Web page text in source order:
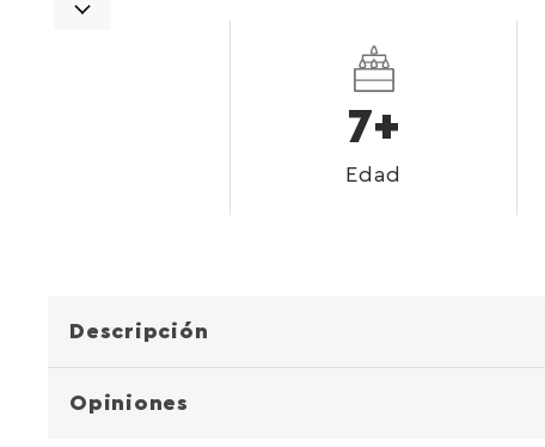
7+
Edad
Descripción
Opiniones